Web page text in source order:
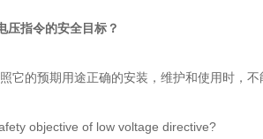
压指令的安全目标？
它的预期用途正确的安装，维护和使用时，
objective of low voltage directive?